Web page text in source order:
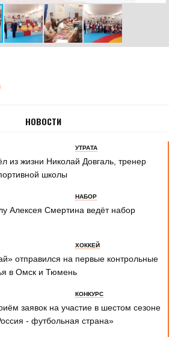
НОВОСТИ
УТРАТА
из жизни Николай Довгаль, тренер
школы
НАБОР
Алексея Смертина ведёт набор
ХОККЕЙ
отправился на первые контрольные
в Омск и Тюмень
КОНКУРС
заявок на участие в шестом сезоне
- футбольная страна»